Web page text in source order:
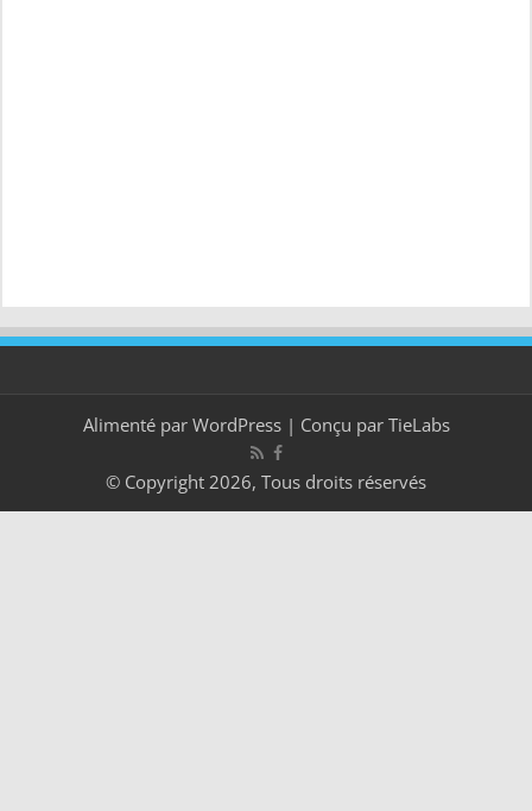
Alimenté par WordPress| Conçu par TieLabs
© Copyright 2026, Tous droits réservés